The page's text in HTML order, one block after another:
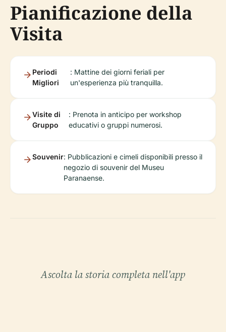
Pianificazione della
Visita
Periodi
Migliori
: Mattine dei giorni feriali per
un'esperienza più tranquilla.
Visite di
Gruppo
: Prenota in anticipo per workshop
educativi o gruppi numerosi.
Souvenir: Pubblicazioni e cimeli disponibili presso il
negozio di souvenir del Museu
Paranaense.
Ascolta la storia completa nell'app